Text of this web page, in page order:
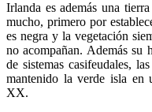
Irlanda es además una
mucho, primero por
es negra y la vegetación
no acompañan. Además su
de sistemas casifeudales,
mantenido la verde isla en
XX.